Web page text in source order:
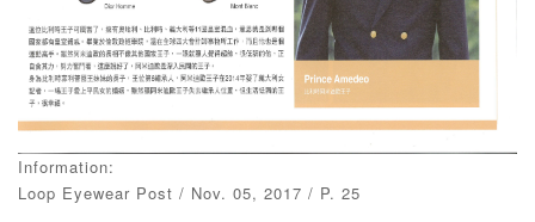
Information:
Loop Eyewear Post / Nov. 05, 2017 / P. 25